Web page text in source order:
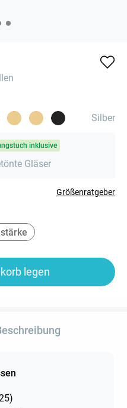
Silber
inklusive
Gläser
Größenratgeber
legen
)